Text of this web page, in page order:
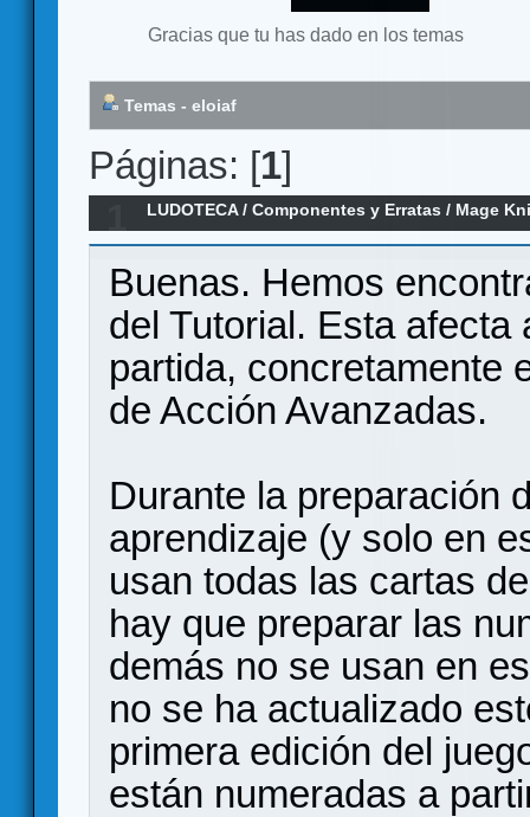
Gracias que tu has dado en los temas
Temas - eloiaf
Páginas: [1]
LUDOTECA/Componentes y Erratas / Mage
Buenas. Hemos
del Tutorial. Esta afecta
partida, concretamente
de Acción Avanzadas.
Durante la preparación
aprendizaje (y solo en
usan todas las cartas
hay que preparar las
demás no se usan en
no se ha actualizado
primera edición del
están numeradas a